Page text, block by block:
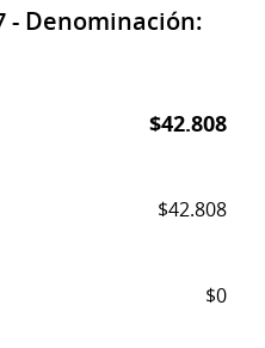
- Denominación:
$42.808
$42.808
$0